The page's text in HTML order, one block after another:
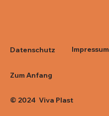
Datenschutz
Zum Anfang
© 2024 Viva Plast
Impressum